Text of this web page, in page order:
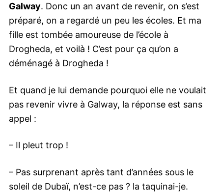
Galway. Donc un an avant de revenir, on s’est
préparé, on a regardé un peu les écoles. Et ma
fille est tombée amoureuse de l’école à
Drogheda, et voilà ! C’est pour ça qu’on a
déménagé à Drogheda !
Et quand je lui demande pourquoi elle ne voulait
pas revenir vivre à Galway, la réponse est sans
appel :
– Il pleut trop !
– Pas surprenant après tant d’années sous le
soleil de Dubaï, n’est-ce pas ? la taquinai-je.